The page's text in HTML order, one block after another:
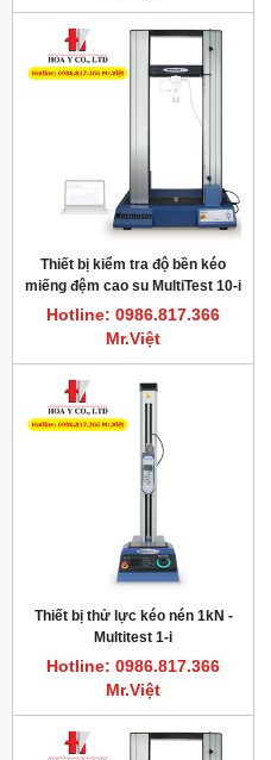
Thiết bị kiểm tra độ bền kéo
miếng đệm cao su MultiTest 10-i
Mecmesin
Hotline: 0986.817.366
Mr.Việt
Thiết bị thử lực kéo nén 1kN -
Multitest 1-i
Hotline: 0986.817.366
Mr.Việt